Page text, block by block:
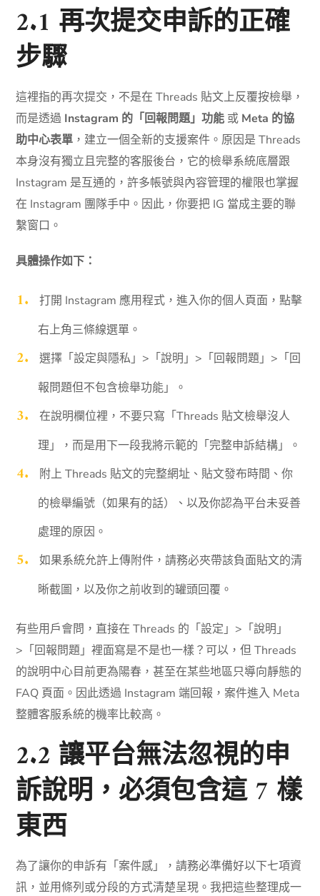
2.1 再次提交申訴的正確
步驟
這裡指的再次提交，不是在 Threads 貼文上反覆按檢舉，
而是透過 Instagram 的「回報問題」功能 或 Meta 的協
助中心表單 ，建立一個全新的支援案件。原因是 Threads
本身沒有獨立且完整的客服後台，它的檢舉系統底層跟
Instagram 是互通的，許多帳號與內容管理的權限也掌握
在 Instagram 團隊手中。因此，你要把 IG 當成主要的聯
繫窗口。
具體操作如下：
打開 Instagram 應用程式，進入你的個人頁面，點擊
右上角三條線選單。
選擇「設定與隱私」>「說明」>「回報問題」>「回
報問題但不包含檢舉功能」。
在說明欄位裡，不要只寫「Threads 貼文檢舉沒人
理」，而是用下一段我將示範的「完整申訴結構」。
附上 Threads 貼文的完整網址、貼文發布時間、你
的檢舉編號（如果有的話）、以及你認為平台未妥善
處理的原因。
如果系統允許上傳附件，請務必夾帶該負面貼文的清
晰截圖，以及你之前收到的罐頭回覆。
有些用戶會問，直接在 Threads 的「設定」>「說明」
>「回報問題」裡面寫是不是也一樣？可以，但 Threads
的說明中心目前更為陽春，甚至在某些地區只導向靜態的
FAQ 頁面。因此透過 Instagram 端回報，案件進入 Meta
整體客服系統的機率比較高。
2.2 讓平台無法忽視的申
訴說明，必須包含這 7 樣
東西
為了讓你的申訴有「案件感」，請務必準備好以下七項資
訊，並用條列或分段的方式清楚呈現。我把這些整理成一